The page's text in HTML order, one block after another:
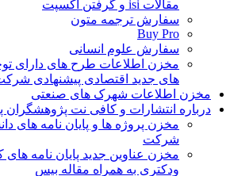
مقالات isi و گرفتن اکسپت
سفارش ترجمه متون
Buy Pro
سفارش علوم انسانی
مخزن اطلاعات طرح های دارای
های جدید اقتصادی پیشنهادی
مخزن اطلاعات شهرک های صنعتی
درباره انتشارات و کافی نت پژوهشگران
مخزن پروژه ها و پایان نامه های
شرکت
مخزن عناوین جدید پایان نامه
ودکتری به همراه مقاله بیس